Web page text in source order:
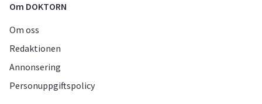
Om DOKTORN
Om oss
Redaktionen
Annonsering
Personuppgiftspolicy